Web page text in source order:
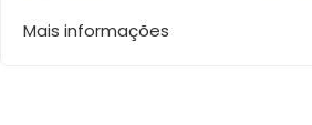
Mais informações